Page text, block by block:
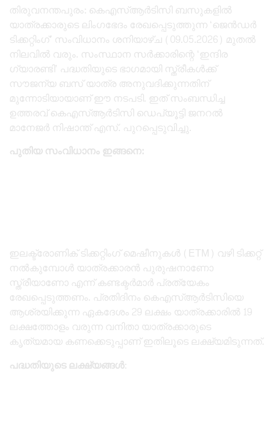
തിരുവനന്തപുരം: കെഎസ്ആർടിസി ബസുകളിൽ
യാത്രക്കാരുടെ ലിംഗഭേദം രേഖപ്പെടുത്തുന്ന ‘ജെൻഡർ
ടിക്കറ്റിംഗ്’ സംവിധാനം ശനിയാഴ്ച (09.05.2026) മുതൽ
നിലവിൽ വരും. സംസ്ഥാന സർക്കാരിന്റെ ‘ഇന്ദിര
ഗ്യാരണ്ടി’ പദ്ധതിയുടെ ഭാഗമായി സ്ത്രീകൾക്ക്
സൗജന്യ ബസ് യാത്ര അനുവദിക്കുന്നതിന്
മുന്നോടിയായാണ് ഈ നടപടി. ഇത് സംബന്ധിച്ച
ഉത്തരവ് കെഎസ്ആർടിസി ഡെപ്യൂട്ടി ജനറൽ
മാനേജർ നിഷാന്ത് എസ്. പുറപ്പെടുവിച്ചു.
പുതിയ സംവിധാനം ഇങ്ങനെ:
ഇലക്ട്രോണിക് ടിക്കറ്റിംഗ് മെഷീനുകൾ (ETM) വഴി ടിക്കറ്റ്
നൽകുമ്പോൾ യാത്രക്കാരൻ പുരുഷനാണോ
സ്ത്രീയാണോ എന്ന് കണ്ടക്ടർമാർ പ്രത്യേകം
രേഖപ്പെടുത്തണം. പ്രതിദിനം കെഎസ്ആർടിസിയെ
ആശ്രയിക്കുന്ന ഏകദേശം 29 ലക്ഷം യാത്രക്കാരിൽ 19
ലക്ഷത്തോളം വരുന്ന വനിതാ യാത്രക്കാരുടെ
കൃത്യമായ കണക്കെടുപ്പാണ് ഇതിലൂടെ ലക്ഷ്യമിടുന്നത്.
പദ്ധതിയുടെ ലക്ഷ്യങ്ങൾ: